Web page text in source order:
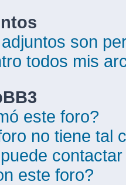
son
todos mis
este foro?
no tiene tal
este foro?